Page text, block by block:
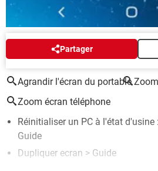
Partager
AUTOUR DU MÊME SUJET
Agrandir l'écran du portable
Zoom écran téléphone
Réinitialiser un PC à l'état
Guide
Dupliquer ecran > Guide